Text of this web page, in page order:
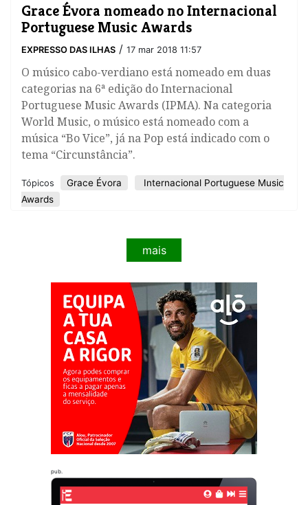
Grace Évora nomeado no Internacional
Portuguese Music Awards
EXPRESSO DAS ILHAS / 17 mar 2018 11:57
​O músico cabo-verdiano está nomeado em duas
categorias na 6ª edição do Internacional
Portuguese Music Awards (IPMA). Na categoria
World Music, o músico está nomeado com a
música “Bo Vice”, já na Pop está indicado com o
tema “Circunstância”.
Tópicos Grace Évora
Internacional Portuguese Music
Awards
mais
pub.